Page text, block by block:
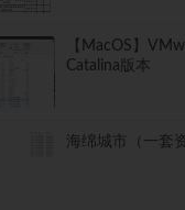
【MacOS】
Catalina版本
海绵城市（一套